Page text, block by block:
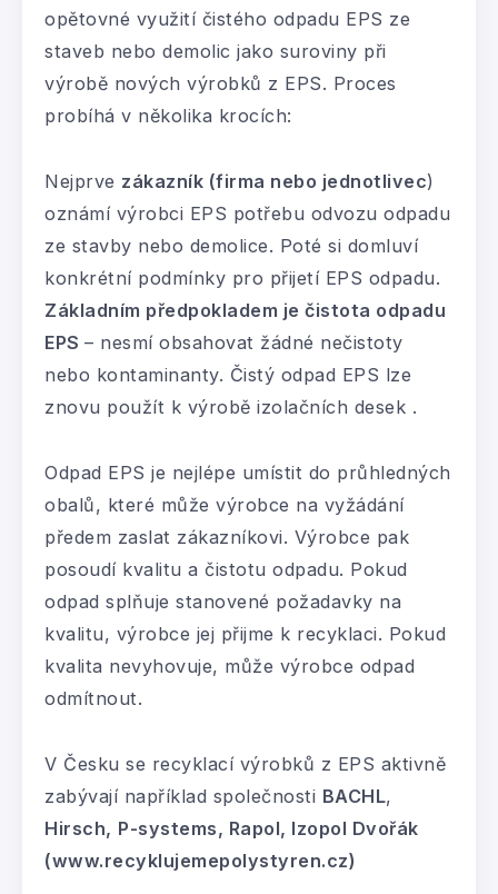
opětovné využití čistého odpadu EPS ze
staveb nebo demolic jako suroviny při
výrobě nových výrobků z EPS. Proces
probíhá v několika krocích:
Nejprve zákazník (firma nebo jednotlivec)
oznámí výrobci EPS potřebu odvozu odpadu
ze stavby nebo demolice. Poté si domluví
konkrétní podmínky pro přijetí EPS odpadu.
Základním předpokladem je čistota odpadu
EPS – nesmí obsahovat žádné nečistoty
nebo kontaminanty. Čistý odpad EPS lze
znovu použít k výrobě izolačních desek .
Odpad EPS je nejlépe umístit do průhledných
obalů, které může výrobce na vyžádání
předem zaslat zákazníkovi. Výrobce pak
posoudí kvalitu a čistotu odpadu. Pokud
odpad splňuje stanovené požadavky na
kvalitu, výrobce jej přijme k recyklaci. Pokud
kvalita nevyhovuje, může výrobce odpad
odmítnout.
V Česku se recyklací výrobků z EPS aktivně
zabývají například společnosti BACHL,
Hirsch, P-systems, Rapol, Izopol Dvořák
(www.recyklujemepolystyren.cz)